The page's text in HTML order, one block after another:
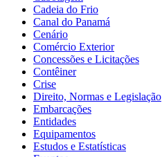
Cadeia do Frio
Canal do Panamá
Cenário
Comércio Exterior
Concessões e Licitações
Contêiner
Crise
Direito, Normas e Legislação
Embarcações
Entidades
Equipamentos
Estudos e Estatísticas